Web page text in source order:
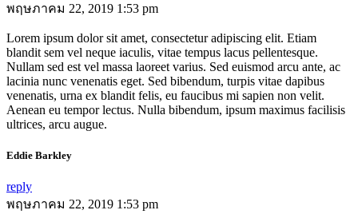
พฤษภาคม 22, 2019 1:53 pm
Lorem ipsum dolor sit amet, consectetur adipiscing elit. Etiam
blandit sem vel neque iaculis, vitae tempus lacus pellentesque.
Nullam sed est vel massa laoreet varius. Sed euismod arcu ante, ac
lacinia nunc venenatis eget. Sed bibendum, turpis vitae dapibus
venenatis, urna ex blandit felis, eu faucibus mi sapien non velit.
Aenean eu tempor lectus. Nulla bibendum, ipsum maximus facilisis
ultrices, arcu augue.
Eddie Barkley
reply
พฤษภาคม 22, 2019 1:53 pm